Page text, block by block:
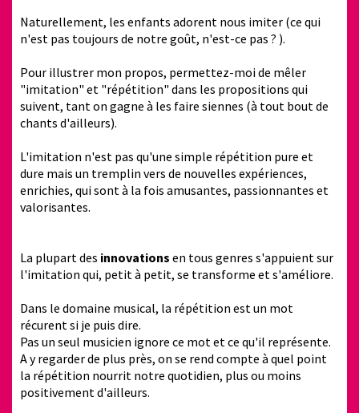
Naturellement, les enfants adorent nous imiter (ce qui
n'est pas toujours de notre goût, n'est-ce pas ? ).
Pour illustrer mon propos, permettez-moi de mêler
"imitation" et "répétition" dans les propositions qui
suivent, tant on gagne à les faire siennes (à tout bout de
chants d'ailleurs).
L'imitation n'est pas qu'une simple répétition pure et
dure mais un tremplin vers de nouvelles expériences,
enrichies, qui sont à la fois amusantes, passionnantes et
valorisantes.
La plupart des innovations en tous genres s'appuient sur
l'imitation qui, petit à petit, se transforme et s'améliore.
Dans le domaine musical, la répétition est un mot
récurent si je puis dire.
Pas un seul musicien ignore ce mot et ce qu'il représente.
A y regarder de plus près, on se rend compte à quel point
la répétition nourrit notre quotidien, plus ou moins
positivement d'ailleurs.